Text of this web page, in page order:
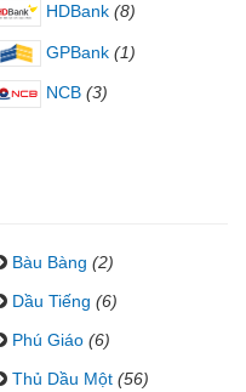
HDBank (8)
GPBank (1)
NCB (3)
Bàu Bàng (2)
Dầu Tiếng (6)
Phú Giáo (6)
Thủ Dầu Một (56)